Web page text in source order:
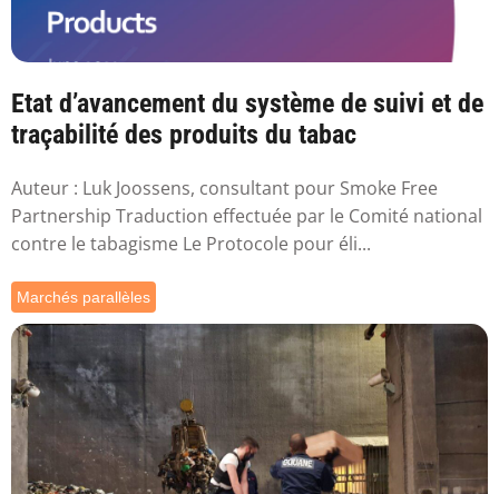
Etat d’avancement du système de suivi et de
traçabilité des produits du tabac
Auteur : Luk Joossens, consultant pour Smoke Free
Partnership Traduction effectuée par le Comité national
contre le tabagisme Le Protocole pour éli...
Marchés parallèles